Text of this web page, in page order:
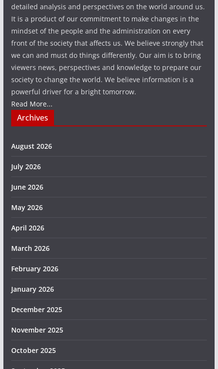
detailed analysis and perspectives on the world around us.
It is a product of our commitment to make changes in the
mindset of the people and the administration on every
front of the society that affects us. We believe strongly that
we can and must do things differently. Our aim is to bring
viewers news, perspectives and knowledge to prepare our
society to change the world. We believe information is a
powerful driver for a bright tomorrow.
Read More...
Archives
August 2026
July 2026
June 2026
May 2026
April 2026
March 2026
February 2026
January 2026
December 2025
November 2025
October 2025